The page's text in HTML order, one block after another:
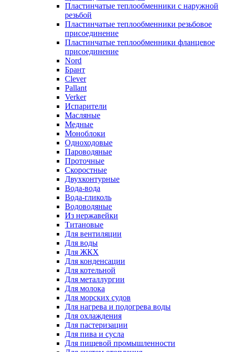
Пластинчатые теплообменники с наружной
резьбой
Пластинчатые теплообменники резьбовое
присоединение
Пластинчатые теплообменники фланцевое
присоединение
Nord
Брант
Clever
Pallant
Verker
Испарители
Масляные
Медные
Моноблоки
Одноходовые
Пароводяные
Проточные
Скоростные
Двухконтурные
Вода-вода
Вода-гликоль
Водоводяные
Из нержавейки
Титановые
Для вентиляции
Для воды
Для ЖКХ
Для конденсации
Для котельной
Для металлургии
Для молока
Для морских судов
Для нагрева и подогрева воды
Для охлаждения
Для пастеризации
Для пива и сусла
Для пищевой промышленности